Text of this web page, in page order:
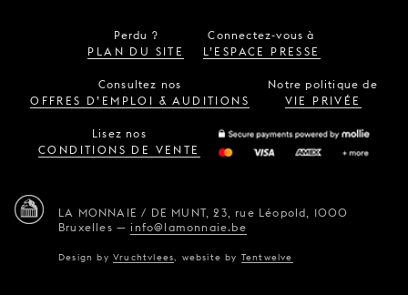
Perdu ?
PLAN DU SITE
Connectez-vous à
L’ESPACE PRESSE
Consultez nos
OFFRES D’EMPLOI & AUDITIONS
Notre politique de
VIE PRIVÉE
Lisez nos
CONDITIONS DE VENTE
LA MONNAIE / DE MUNT, 23, rue Léopold, 1000
Bruxelles —info@lamonnaie.be
Design byVruchtvlees website by Tentwelve